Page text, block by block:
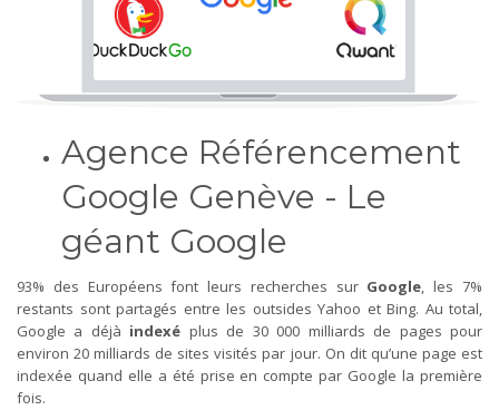
Agence Référencement
Google Genève - Le
géant Google
93% des Européens font leurs recherches sur Google, les 7%
restants sont partagés entre les outsides Yahoo et Bing. Au total,
Google a déjà indexé plus de 30 000 milliards de pages pour
environ 20 milliards de sites visités par jour. On dit qu’une page est
indexée quand elle a été prise en compte par Google la première
fois.